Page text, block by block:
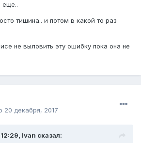
еще..
тишина.. и потом в какой то раз
не выловить эту ошибку пока она не
20 декабря, 2017
Ivan сказал: